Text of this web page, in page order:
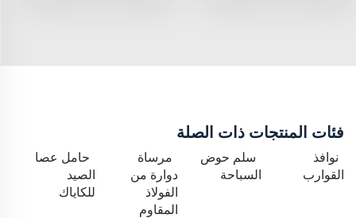
فئات المنتجات ذات الصلة
نوافذ
القوارب
سلم حوض
السباحة
مرساة
دوارة من
الفولاذ
المقاوم
حامل عصا
الصيد
للكاياك